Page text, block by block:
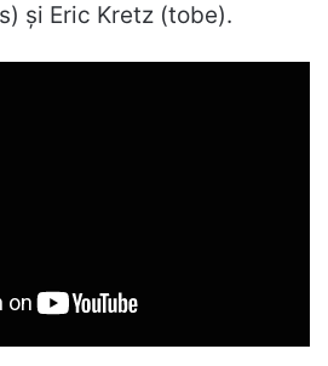
și Eric Kretz (tobe).